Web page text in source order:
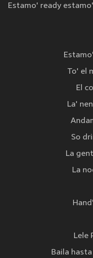
Estamo' ready
To' el
El
La'
So
La
La
Lele
Baila